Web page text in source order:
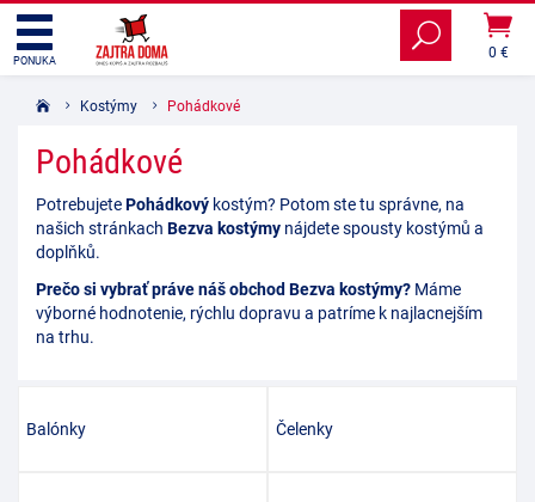
0 €
PONUKA
Kostýmy Pohádkové
Pohádkové
PotrebujetePohádkový kostým? Potom ste tu správne, na
našich stránkach Bezva kostýmy nájdete spousty kostýmů a
doplňků.
Prečo si vybrať práve náš obchod Bezva kostýmy? Máme
výborné hodnotenie, rýchlu dopravu a patríme k najlacnejším
na trhu.
Balónky Čelenky